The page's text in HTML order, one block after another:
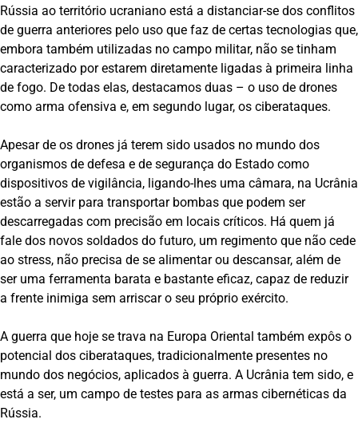
Rússia ao território ucraniano está a distanciar-se dos conflitos
de guerra anteriores pelo uso que faz de certas tecnologias que,
embora também utilizadas no campo militar, não se tinham
caracterizado por estarem diretamente ligadas à primeira linha
de fogo. De todas elas, destacamos duas – o uso de drones
como arma ofensiva e, em segundo lugar, os ciberataques.
Apesar de os drones já terem sido usados no mundo dos
organismos de defesa e de segurança do Estado como
dispositivos de vigilância, ligando-lhes uma câmara, na Ucrânia
estão a servir para transportar bombas que podem ser
descarregadas com precisão em locais críticos. Há quem já
fale dos novos soldados do futuro, um regimento que não cede
ao stress, não precisa de se alimentar ou descansar, além de
ser uma ferramenta barata e bastante eficaz, capaz de reduzir
a frente inimiga sem arriscar o seu próprio exército.
A guerra que hoje se trava na Europa Oriental também expôs o
potencial dos ciberataques, tradicionalmente presentes no
mundo dos negócios, aplicados à guerra. A Ucrânia tem sido, e
está a ser, um campo de testes para as armas cibernéticas da
Rússia.